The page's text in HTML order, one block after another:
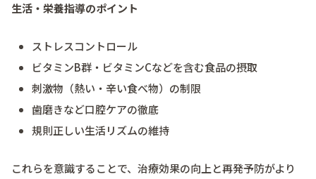
生活・栄養指導のポイント
ストレスコントロール
ビタミンB群・ビタミンCなどを含む食品の摂取
刺激物（熱い・辛い食べ物）の制限
歯磨きなど口腔ケアの徹底
規則正しい生活リズムの維持
これらを意識することで、治療効果の向上と再発予防がより